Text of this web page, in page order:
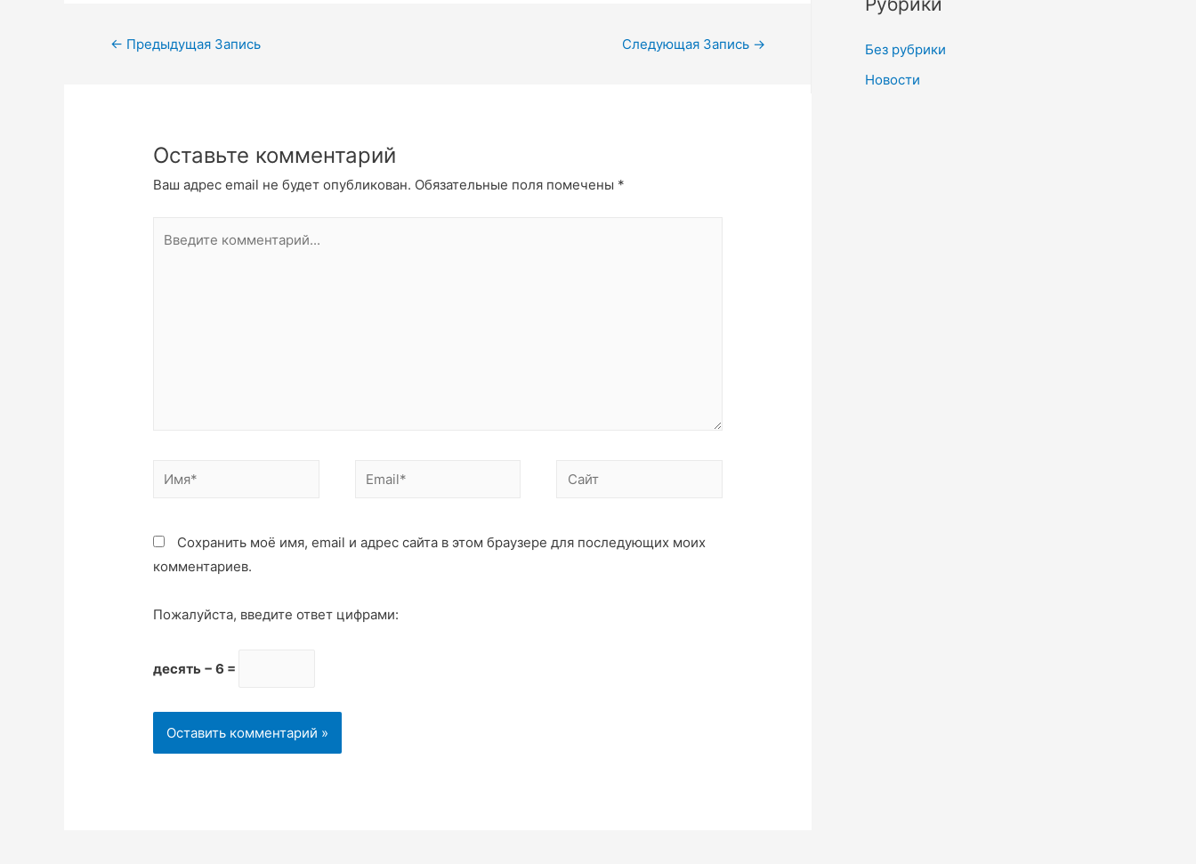
← Предыдущая Запись Следующая Запись →
Оставьте комментарий
Ваш адрес email не будет опубликован. Обязательные поля помечены *
Сохранить моё имя, email и адрес сайта в этом браузере для последующих моих
комментариев.
Пожалуйста, введите ответ цифрами:
десять − 6 =
Без рубрики
Новости